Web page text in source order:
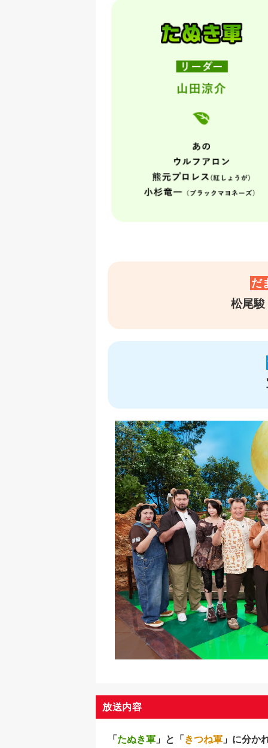
だ
松尾駿
放送内容
「 たぬき軍 」と「 きつね軍 」に分か